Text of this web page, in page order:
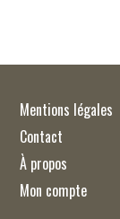
Mentions légales
Contact
À propos
Mon compte